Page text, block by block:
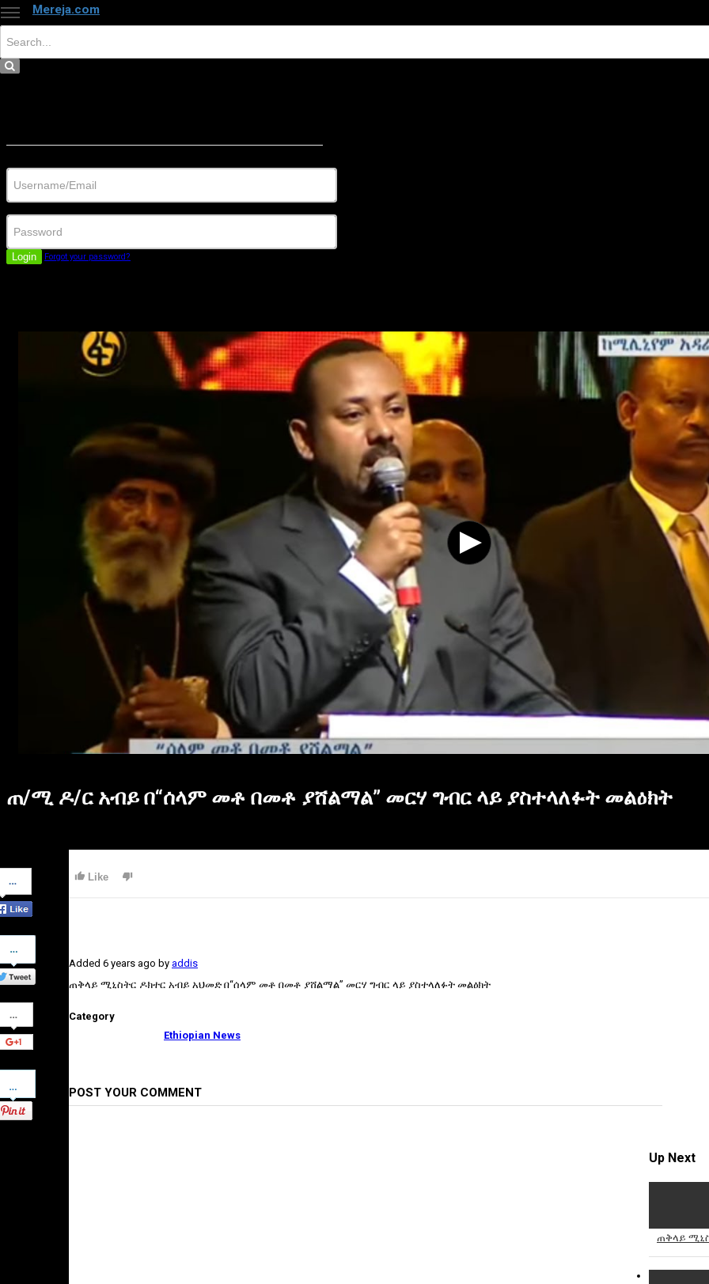
Mereja.com
Login Forgot your password?
ጠ/ሚ ዶ/ር አብይ በ“ሰላም መቶ በመቶ ያሸልማል” መርሃ ግብር ላይ ያስተላለፉት መልዕክት
on
Facebook
Share
on
Twitter
Share
on
Google+
Pinterest
Like
Added 6 years ago by addis
ጠቅላይ ሚኒስትር ዶክተር አብይ አህመድ በ“ሰላም መቶ በመቶ ያሸልማል” መርሃ ግብር ላይ ያስተላለፉት መልዕክት
Category
Ethiopian News
POST YOUR COMMENT
Up Next
ጠቅላይ
Report